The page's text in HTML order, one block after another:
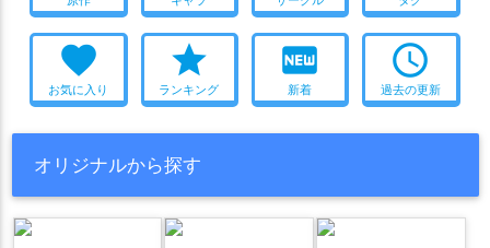
favorite
お気に入り
star
ランキング
fiber_new
新着
access_time
過去の更新
オリジナルから探す